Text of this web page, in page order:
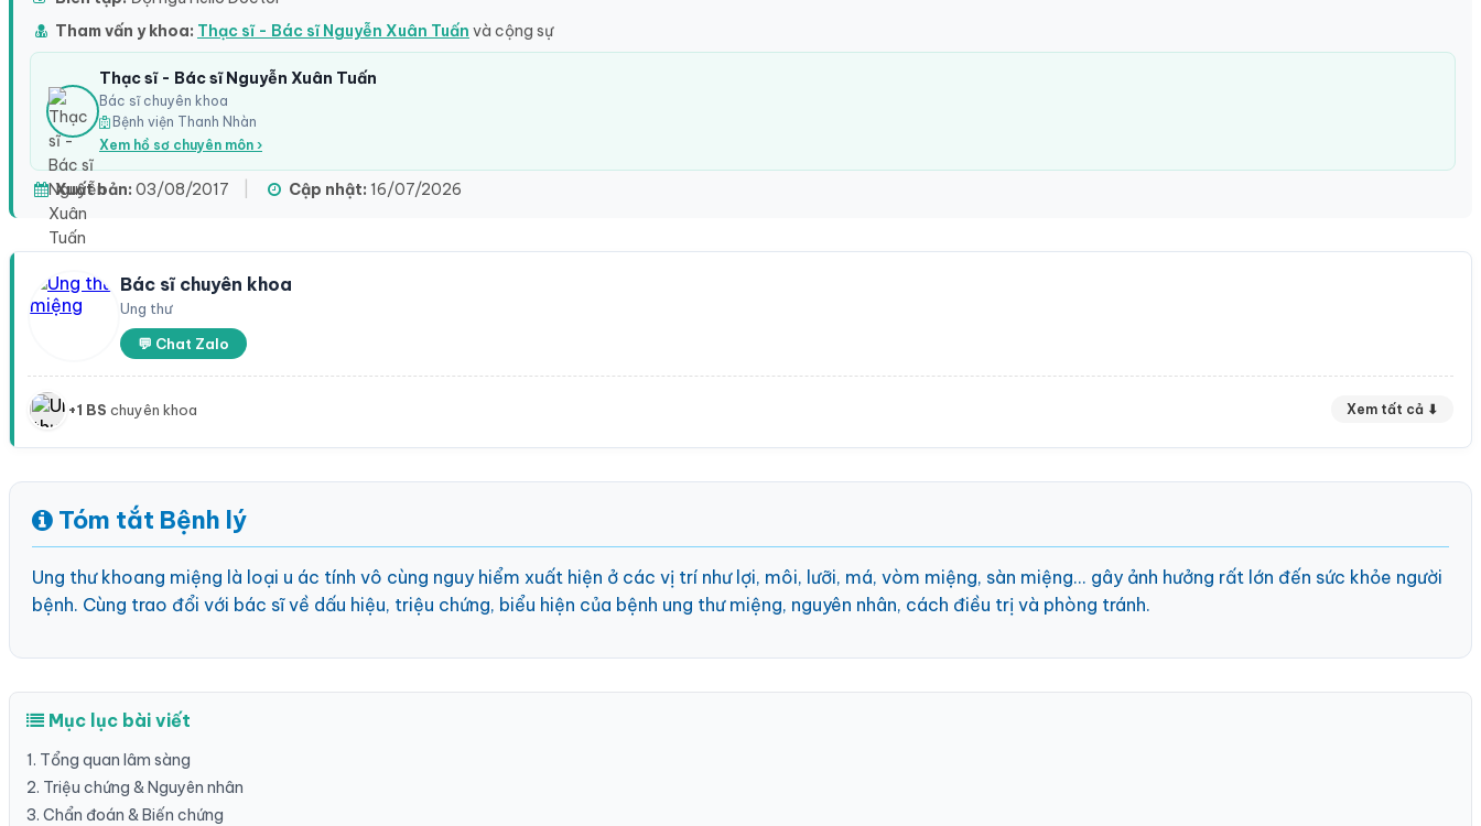
Tham vấn y khoa: Thạc sĩ - Bác sĩ Nguyễn Xuân Tuấn và cộng sự
Thạc sĩ - Bác sĩ Nguyễn Xuân Tuấn
Bác sĩ chuyên khoa
Bệnh viện Thanh Nhàn
Xem hồ sơ chuyên môn ›
Xuất bản: 03/08/2017 Cập nhật: 16/07/2026
Bác sĩ chuyên khoa
Ung thư
💬 Chat Zalo
+1 BS chuyên khoa Xem tất cả ⬇
Tóm tắt Bệnh lý
Ung thư khoang miệng là loại u ác tính vô cùng nguy hiểm xuất hiện ở các vị trí như lợi, môi, lưỡi, má, vòm miệng, sàn miệng... gây ảnh hưởng rất lớn đến sức khỏe người
bệnh. Cùng trao đổi với bác sĩ về dấu hiệu, triệu chứng, biểu hiện của bệnh ung thư miệng, nguyên nhân, cách điều trị và phòng tránh.
Mục lục bài viết
1. Tổng quan lâm sàng
2. Triệu chứng & Nguyên nhân
3. Chẩn đoán & Biến chứng